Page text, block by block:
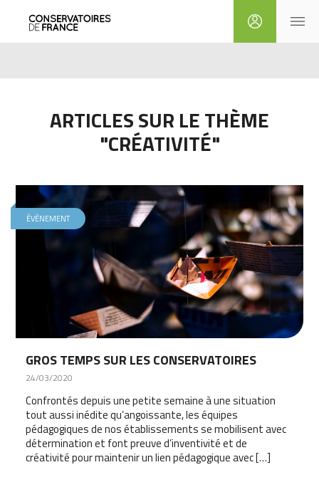
ARTICLES SUR LE THÈME
"CRÉATIVITÉ"
ÉVÈNEMENT
GROS TEMPS SUR LES CONSERVATOIRES
24/03/2020
Confrontés depuis une petite semaine à une situation
tout aussi inédite qu’angoissante, les équipes
pédagogiques de nos établissements se mobilisent avec
détermination et font preuve d’inventivité et de
créativité pour maintenir un lien pédagogique avec […]